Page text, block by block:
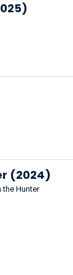
(2024)
the Hunter